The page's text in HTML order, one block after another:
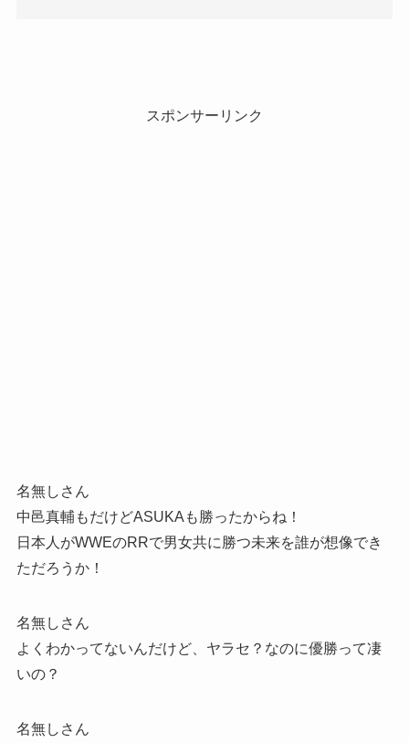
スポンサーリンク
名無しさん
中邑真輔もだけどASUKAも勝ったからね！
日本人がWWEのRRで男女共に勝つ未来を誰が想像でき
ただろうか！
名無しさん
よくわかってないんだけど、ヤラセ？なのに優勝って凄
いの？
名無しさん